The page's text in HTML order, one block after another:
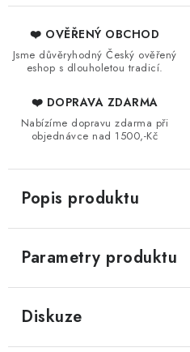
❤️ OVĚŘENÝ OBCHOD
Jsme důvěryhodný Český ověřený
eshop s dlouholetou tradicí.
❤️ DOPRAVA ZDARMA
Nabízíme dopravu zdarma při
objednávce nad 1500,-Kč
Popis produktu
Parametry produktu
Diskuze